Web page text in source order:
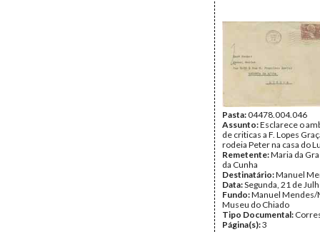
Pasta:04478.004.046
Assunto:Esclarece o
de criticas a F. Lopes
rodeia Peter na casa do
Remetente:Maria da
da Cunha
Destinatário:Manuel
Data:Segunda, 21 de
Fundo:Manuel Mendes/
Museu do Chiado
Tipo Documental:
Página(s):3